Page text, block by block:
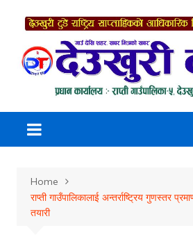
content
Home
राप्ती गाउँपालिकालाई अन्तर्राष्ट्रिय गुणस्तर
तयारी